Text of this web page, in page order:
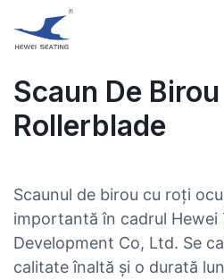
Scaun De
Rollerblade
Scaunul de birou cu roți
importantă în cadrul Hewei
Development Co, Ltd. Se
calitate înaltă și o durată